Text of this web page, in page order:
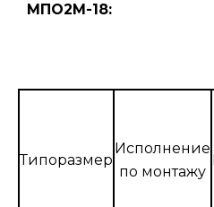
МПО2М-18:
Типоразмер
Исполнение
по монтажу